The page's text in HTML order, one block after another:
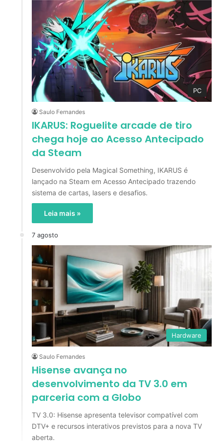
PC
Saulo Fernandes
IKARUS: Roguelite arcade de tiro
chega hoje ao Acesso Antecipado
da Steam
Desenvolvido pela Magical Something, IKARUS é
lançado na Steam em Acesso Antecipado trazendo
sistema de cartas, lasers e desafios.
Leia mais »
7 agosto
Hardware
Saulo Fernandes
Hisense avança no
desenvolvimento da TV 3.0 em
parceria com a Globo
TV 3.0: Hisense apresenta televisor compatível com
DTV+ e recursos interativos previstos para a nova TV
aberta.